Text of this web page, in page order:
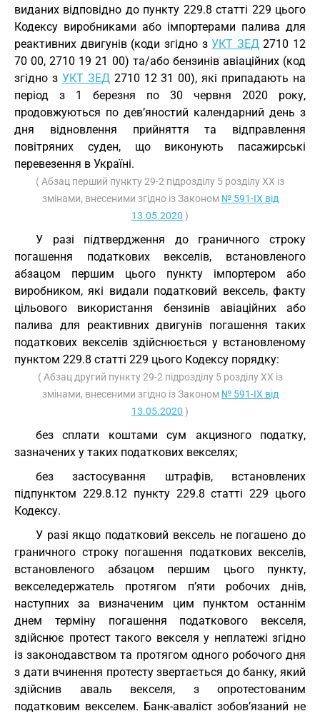
виданих відповідно до пункту 229.8 статті 229 цього
Кодексу виробниками або імпортерами палива для
реактивних двигунів (коди згідно зУКТ ЗЕД2710 12
70 00, 2710 19 21 00) та/або бензинів авіаційних (код
згідно з УКТ ЗЕД2710 12 31 00), які припадають на
період з 1 березня по 30 червня 2020 року,
продовжуються по дев’яностий календарний день з
дня відновлення прийняття та відправлення
повітряних суден, що виконують пасажирські
перевезення в Україні.
( Абзац перший пункту 29-2 підрозділу 5 розділу XX із
змінами, внесеними згідно із Законом № 591-IX від
13.05.2020 )
У разі підтвердження до граничного строку
погашення податкових векселів, встановленого
абзацом першим цього пункту імпортером або
виробником, які видали податковий вексель, факту
цільового використання бензинів авіаційних або
палива для реактивних двигунів погашення таких
податкових векселів здійснюється у встановленому
пунктом 229.8 статті 229 цього Кодексу порядку:
( Абзац другий пункту 29-2 підрозділу 5 розділу XX із
змінами, внесеними згідно із Законом № 591-IX від
13.05.2020 )
без сплати коштами сум акцизного податку,
зазначених у таких податкових векселях;
без застосування штрафів, встановлених
підпунктом 229.8.12 пункту 229.8 статті 229 цього
Кодексу.
У разі якщо податковий вексель не погашено до
граничного строку погашення податкових векселів,
встановленого абзацом першим цього пункту,
векселедержатель протягом п’яти робочих днів,
наступних за визначеним цим пунктом останнім
днем терміну погашення податкового векселя,
здійснює протест такого векселя у неплатежі згідно
із законодавством та протягом одного робочого дня
з дати вчинення протесту звертається до банку, який
здійснив аваль векселя, з опротестованим
податковим векселем. Банк-аваліст зобов’язаний не